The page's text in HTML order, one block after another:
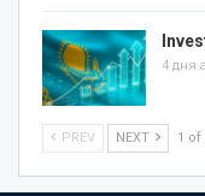
4 дня
PREV NEXT 1 of